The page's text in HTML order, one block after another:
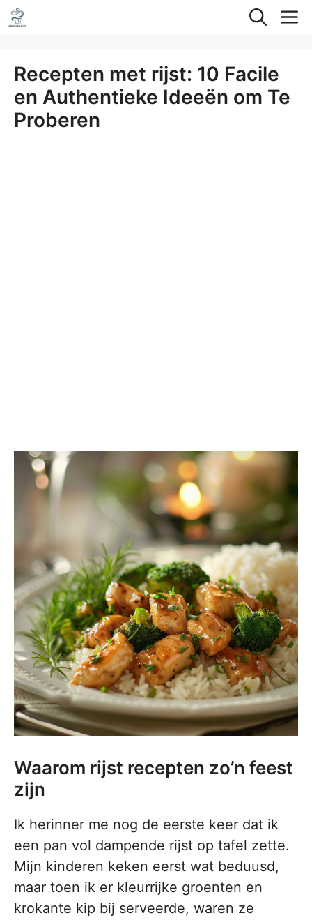
Ga
naar
inhoud
Recepten met rijst: 10 Facile
en Authentieke Ideeën om Te
Proberen
Waarom rijst recepten zo’n feest
zijn
Ik herinner me nog de eerste keer dat ik
een pan vol dampende rijst op tafel zette.
Mijn kinderen keken eerst wat beduusd,
maar toen ik er kleurrijke groenten en
krokante kip bij serveerde, waren ze